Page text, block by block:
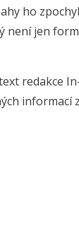
ho
není jen
redakce
informací